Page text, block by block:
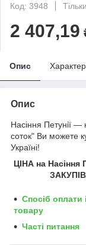
Код: 3948
2 407,19
Опис
Опис
Насіння Петунії
соток" Ви можете
Україні!
ЦІНА на Насіння
Спосіб оплати
товару
Часті питання